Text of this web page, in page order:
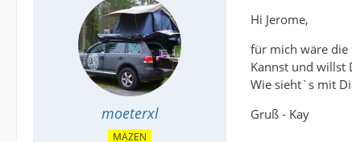
moeterxl
MÄZEN
Hi Jerome,
für mich wäre die
Kannst und willst
Wie sieht`s mit
Gruß - Kay